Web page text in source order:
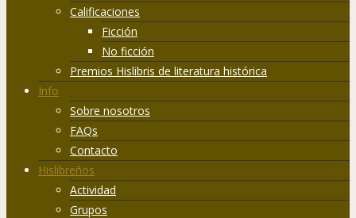
Calificaciones
Ficción
No ficción
Premios Hislibris de literatura histórica
Info
Sobre nosotros
FAQs
Contacto
Hislibreños
Actividad
Grupos